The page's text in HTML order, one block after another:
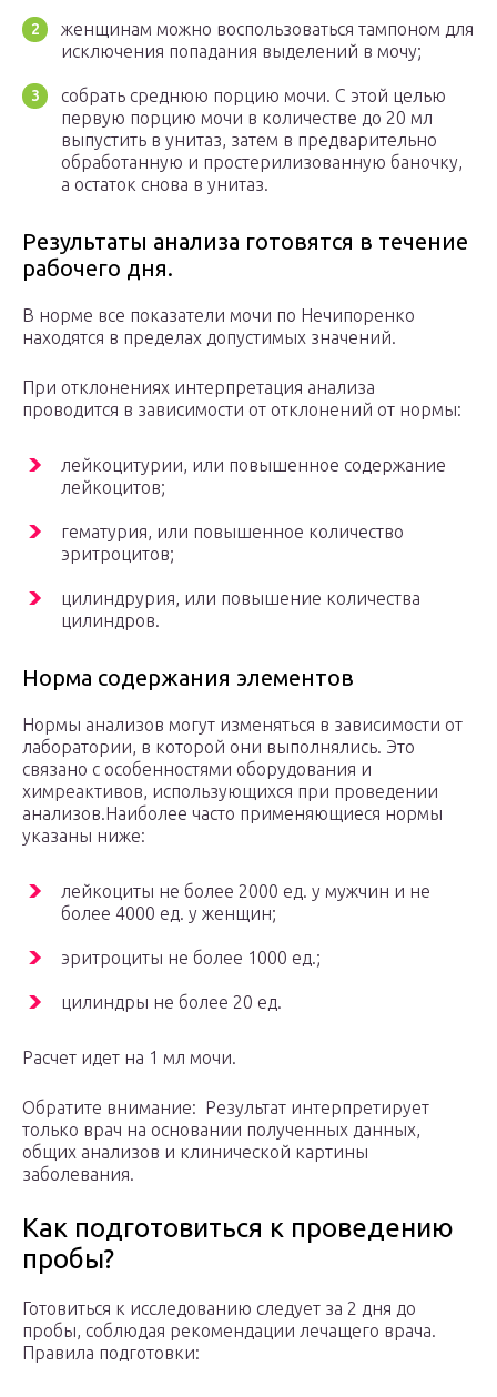
женщинам можно воспользоваться тампоном для
исключения попадания выделений в мочу;
собрать среднюю порцию мочи. С этой целью
первую порцию мочи в количестве до 20 мл
выпустить в унитаз, затем в предварительно
обработанную и простерилизованную баночку,
а остаток снова в унитаз.
Результаты анализа готовятся в течение
рабочего дня.
В норме все показатели мочи по Нечипоренко
находятся в пределах допустимых значений.
При отклонениях интерпретация анализа
проводится в зависимости от отклонений от нормы:
лейкоцитурии, или повышенное содержание
лейкоцитов;
гематурия, или повышенное количество
эритроцитов;
цилиндрурия, или повышение количества
цилиндров.
Норма содержания элементов
Нормы анализов могут изменяться в зависимости от
лаборатории, в которой они выполнялись. Это
связано с особенностями оборудования и
химреактивов, использующихся при проведении
анализов.Наиболее часто применяющиеся нормы
указаны ниже:
лейкоциты не более 2000 ед. у мужчин и не
более 4000 ед. у женщин;
эритроциты не более 1000 ед.;
цилиндры не более 20 ед.
Расчет идет на 1 мл мочи.
Обратите внимание: Результат интерпретирует
только врач на основании полученных данных,
общих анализов и клинической картины
заболевания.
Как подготовиться к проведению
пробы?
Готовиться к исследованию следует за 2 дня до
пробы, соблюдая рекомендации лечащего врача.
Правила подготовки: